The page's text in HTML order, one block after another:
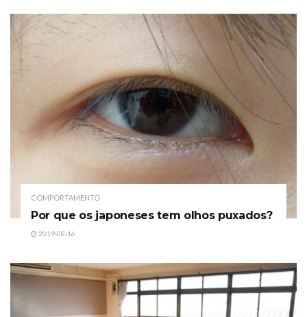
COMPORTAMENTO
Por que os japoneses tem olhos puxados?
2019-08-16